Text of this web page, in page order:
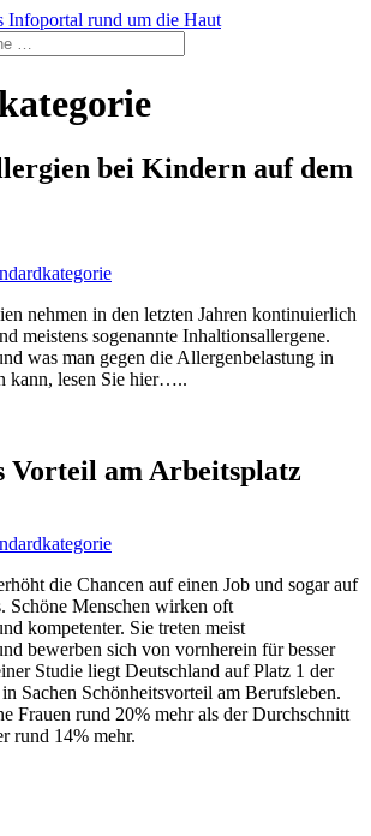
bei Kindern auf dem
nehmen in den letzten Jahren kontinuierlich
meistens sogenannte Inhaltionsallergene.
was man gegen die Allergenbelastung in
kann, lesen Sie hier…..
Vorteil am Arbeitsplatz
die Chancen auf einen Job und sogar auf
Schöne Menschen wirken oft
kompetenter. Sie treten meist
bewerben sich von vornherein für besser
Studie liegt Deutschland auf Platz 1 der
Sachen Schönheitsvorteil am Berufsleben.
Frauen rund 20% mehr als der Durchschnitt
rund 14% mehr.